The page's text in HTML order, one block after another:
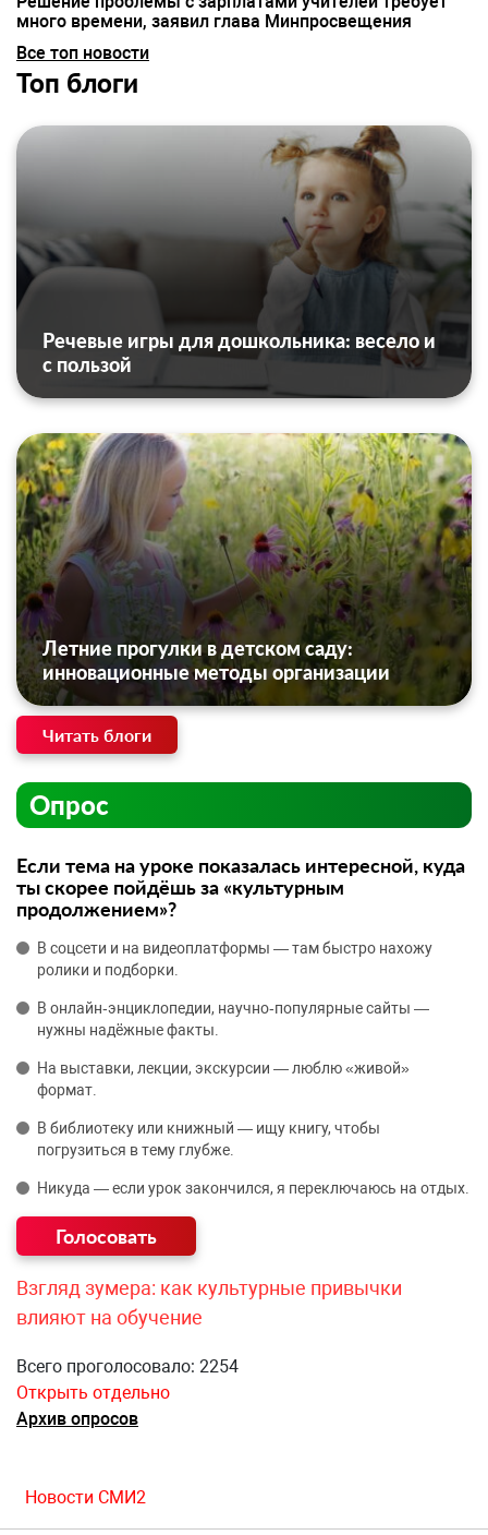
много времени, заявил глава Минпросвещения
Все топ новости
Топ блоги
Речевые игры для дошкольника: весело и
с пользой
Летние прогулки в детском саду:
инновационные методы организации
Читать блоги
Опрос
Если тема на уроке показалась интересной, куда
ты скорее пойдёшь за «культурным
продолжением»?
В соцсети и на видеоплатформы — там быстро нахожу
ролики и подборки.
В онлайн‑энциклопедии, научно‑популярные сайты —
нужны надёжные факты.
На выставки, лекции, экскурсии — люблю «живой»
формат.
В библиотеку или книжный — ищу книгу, чтобы
погрузиться в тему глубже.
Никуда — если урок закончился, я переключаюсь на отдых.
Взгляд зумера: как культурные привычки
влияют на обучение
Всего проголосовало: 2254
Открыть отдельно
Архив опросов
Новости СМИ2